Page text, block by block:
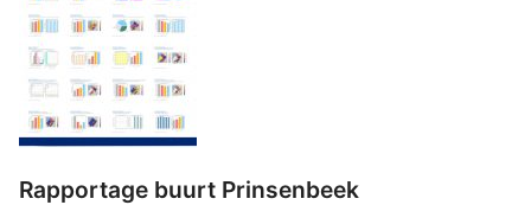
Rapportage buurt Prinsenbeek